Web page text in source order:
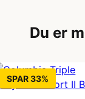
Du er
SPAR 33%